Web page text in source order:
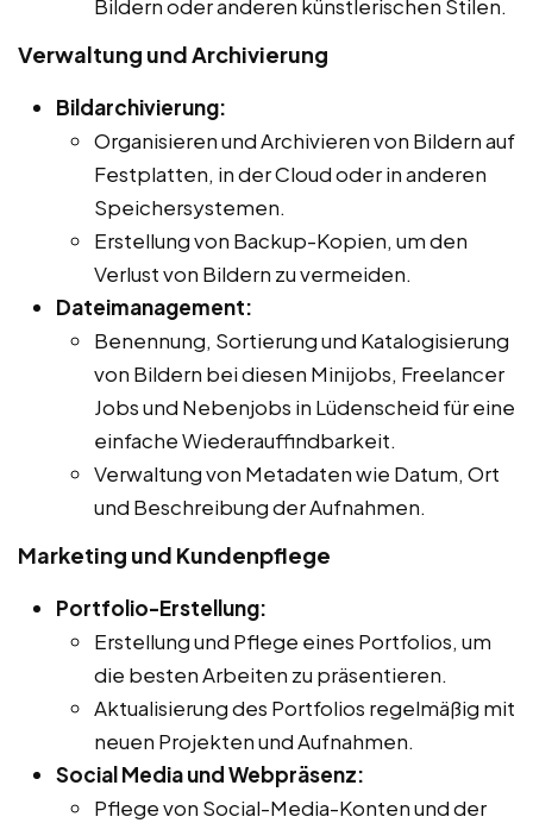
Bildern oder anderen künstlerischen Stilen.
Verwaltung und Archivierung
Bildarchivierung:
Organisieren und Archivieren von Bildern auf
Festplatten, in der Cloud oder in anderen
Speichersystemen.
Erstellung von Backup-Kopien, um den
Verlust von Bildern zu vermeiden.
Dateimanagement:
Benennung, Sortierung und Katalogisierung
von Bildern bei diesen Minijobs, Freelancer
Jobs und Nebenjobs in Lüdenscheid für eine
einfache Wiederauffindbarkeit.
Verwaltung von Metadaten wie Datum, Ort
und Beschreibung der Aufnahmen.
Marketing und Kundenpflege
Portfolio-Erstellung:
Erstellung und Pflege eines Portfolios, um
die besten Arbeiten zu präsentieren.
Aktualisierung des Portfolios regelmäßig mit
neuen Projekten und Aufnahmen.
Social Media und Webpräsenz:
Pflege von Social-Media-Konten und der